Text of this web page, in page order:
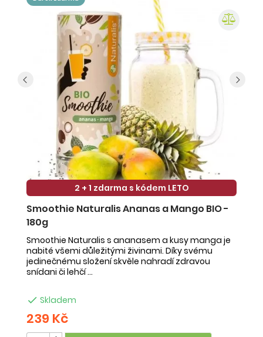
2 + 1 zdarma s kódem LETO
Smoothie Naturalis Ananas a Mango BIO -
180g
Smoothie Naturalis s ananasem a kusy manga je
nabité všemi důležitými živinami. Díky svému
jedinečnému složení skvěle nahradí zdravou
snídani či lehčí ...
 Skladem
239 Kč